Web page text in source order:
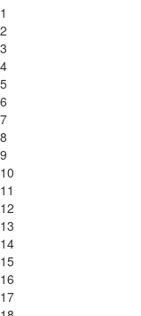
1
2
3
4
5
6
7
8
9
10
11
12
13
14
15
16
17